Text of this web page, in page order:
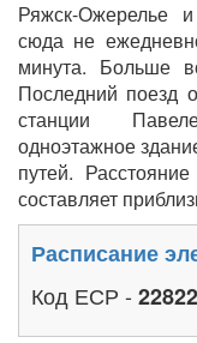
Ряжск-Ожерелье
сюда не
минута. Больше
Последний поезд
станции
одноэтажное
путей.
составляет
Расписание
Код ЕСР -